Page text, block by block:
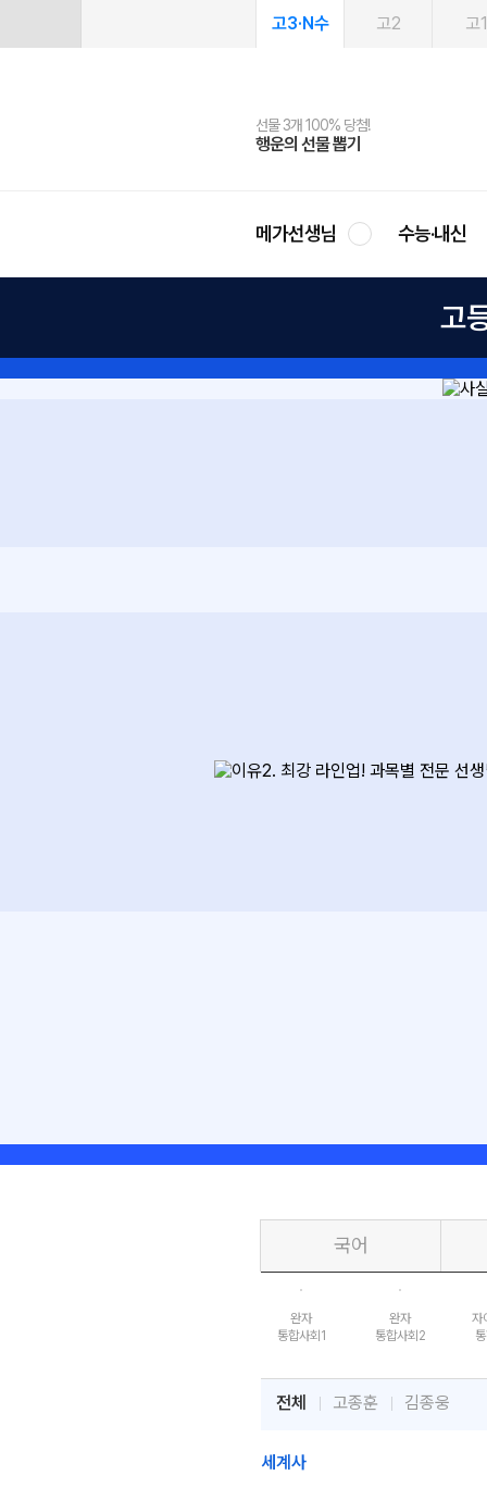
고3·N수 고2 고1
선물 3개 100% 당첨!
행운의 선물 뽑기
선물 100% 증정!
메가스터디 X 올리브
여름방학 스터디 캐시백
메가런 썸머스쿨
2027 러셀 단과
강사 공개선발
스마트러닝앱
설문 EVENT
메가패스
3일 무료 체험권
메가패스 수강생 무료혜택!
메가클럽 멤버십
사회공헌 캠페인
희망이룸 메가나눔
메가선생님 수능·내신
고
국어
완자
통합사회1
완자
통합사회2
자
전체 고종훈 김종웅
세계사